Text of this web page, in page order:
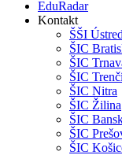
EduRadar
Kontakt
ŠŠI
ŠIC
ŠIC
ŠIC
ŠIC Nitra
ŠIC Žilina
ŠIC
ŠIC
ŠIC